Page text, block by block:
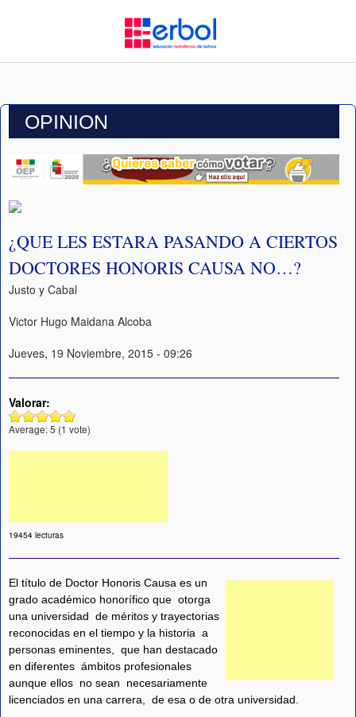
OPINION
¿QUE LES ESTARA PASANDO A CIERTOS
DOCTORES HONORIS CAUSA NO…?
Justo y Cabal
Victor Hugo Maidana Alcoba
Jueves, 19 Noviembre, 2015 - 09:26
Valorar:
Average:5 (1 vote)
19454 lecturas
El título de Doctor Honoris Causa es un
grado académico honorífico que otorga
una universidad de méritos y trayectorias
reconocidas en el tiempo y la historia a
personas eminentes, que han destacado
en diferentes ámbitos profesionales
aunque ellos no sean necesariamente
licenciados en una carrera, de esa o de otra universidad.